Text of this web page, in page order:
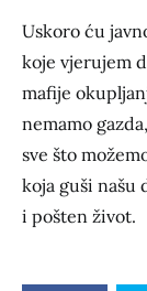
Uskoro ću
koje vjerujem
mafije
nemamo
sve što
koja guši našu
i pošten život.